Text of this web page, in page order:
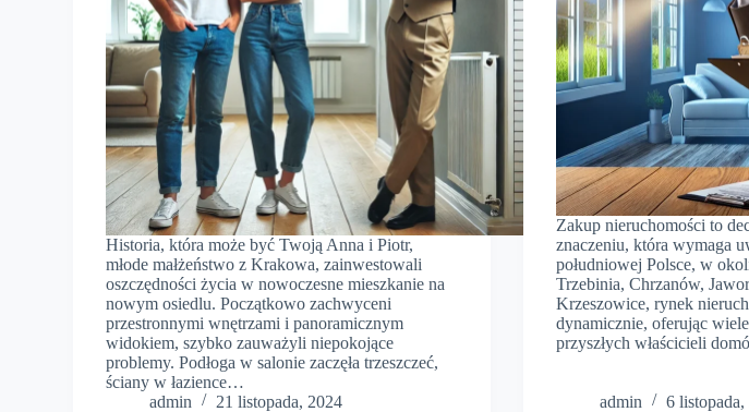
Historia, która może być Twoją Anna i Piotr,
młode małżeństwo z Krakowa, zainwestowali
oszczędności życia w nowoczesne mieszkanie na
nowym osiedlu. Początkowo zachwyceni
przestronnymi wnętrzami i panoramicznym
widokiem, szybko zauważyli niepokojące
problemy. Podłoga w salonie zaczęła trzeszczeć,
ściany w łazience…
admin
21 listopada, 2024
Zakup nieruchomości to
znaczeniu, która wymaga
południowej Polsce, w
Trzebinia, Chrzanów,
Krzeszowice, rynek
dynamicznie, oferując
przyszłych właścicieli
admin 6 listopada,